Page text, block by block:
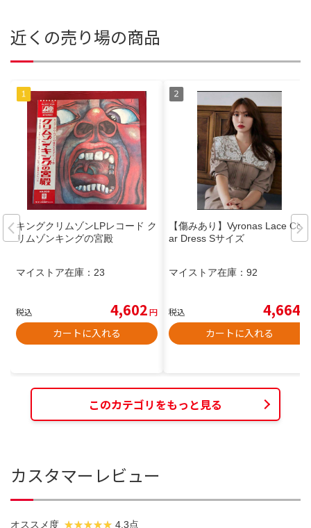
近くの売り場の商品
キングクリムゾンLPレコード ク
リムゾンキングの宮殿
マイストア在庫： 23
税込 4,602円
カートに入れる
【傷みあり】Vyronas Lace Coll
ar Dress Sサイズ
マイストア在庫： 92
税込 4,664
カートに入れる
このカテゴリをもっと見る
カスタマーレビュー
オススメ度 4.3点